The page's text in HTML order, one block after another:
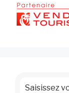
Saisissez